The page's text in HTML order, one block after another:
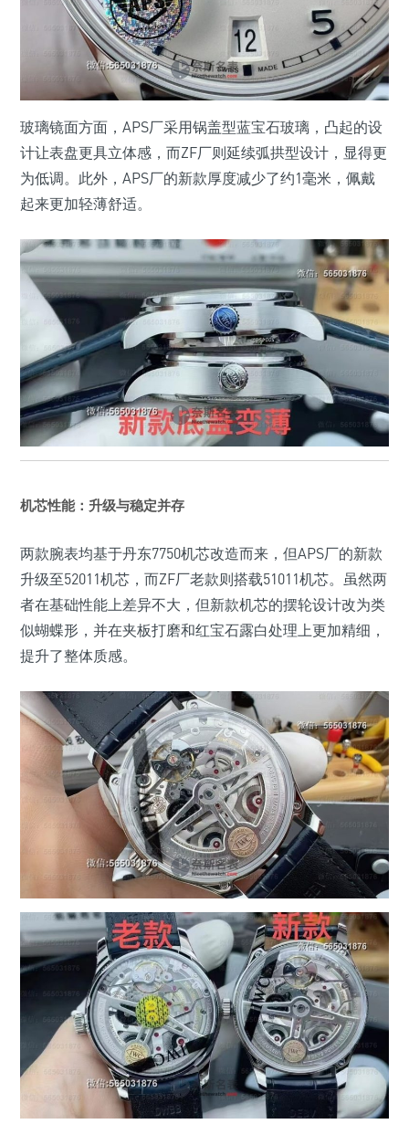
玻璃镜面方面，APS厂采用锅盖型蓝宝石玻璃，凸起的设
计让表盘更具立体感，而ZF厂则延续弧拱型设计，显得更
为低调。此外，APS厂的新款厚度减少了约1毫米，佩戴
起来更加轻薄舒适。
机芯性能：升级与稳定并存
两款腕表均基于丹东7750机芯改造而来，但APS厂的新款
升级至52011机芯，而ZF厂老款则搭载51011机芯。虽然两
者在基础性能上差异不大，但新款机芯的摆轮设计改为类
似蝴蝶形，并在夹板打磨和红宝石露白处理上更加精细，
提升了整体质感。